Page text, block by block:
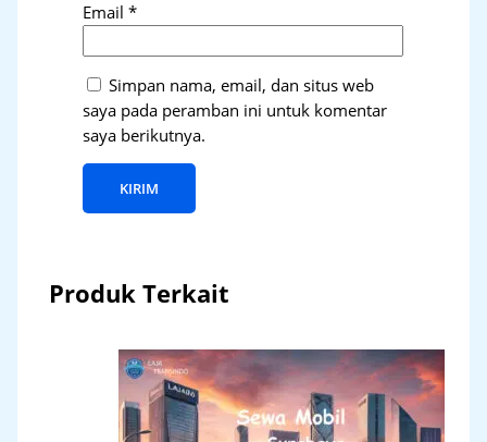
Email*
Simpan nama, email, dan situs web
saya pada peramban ini untuk komentar
saya berikutnya.
Produk Terkait